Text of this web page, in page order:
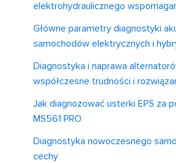
elektrohydraulicznego
Główne parametry diagnostyki
samochodów elektrycznych i
Diagnostyka i naprawa
współczesne trudności i
Jak diagnozować usterki EPS za
MS561 PRO
Diagnostyka nowoczesnego
cechy